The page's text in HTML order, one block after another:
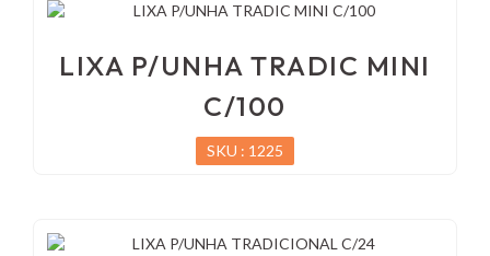
LIXA P/UNHA TRADIC MINI
C/100
SKU : 1225